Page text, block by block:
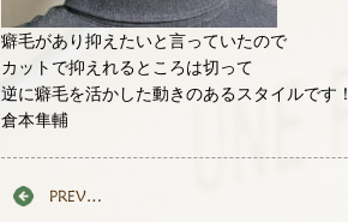
癖毛があり抑えたいと言っていたので
カットで抑えれるところは切って
逆に癖毛を活かした動きのあるスタイルです！
倉本隼輔